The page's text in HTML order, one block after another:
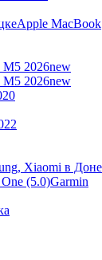
Apple MacBook
2026new
2026new
Garmin